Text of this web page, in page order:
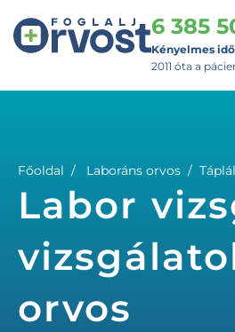
6 385
Kényelmes
2011 óta a
Főoldal Laboráns orvos
Labor
orvos